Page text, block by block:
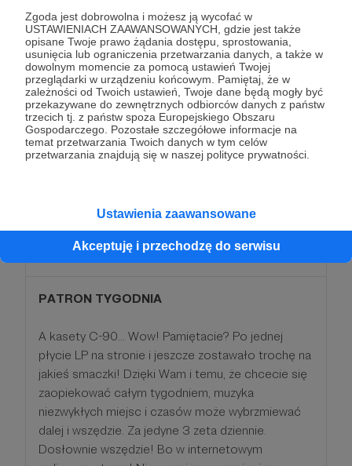
Zgoda jest dobrowolna i możesz ją wycofać w
USTAWIENIACH ZAAWANSOWANYCH, gdzie jest także
opisane Twoje prawo żądania dostępu, sprostowania,
usunięcia lub ograniczenia przetwarzania danych, a także w
dowolnym momencie za pomocą ustawień Twojej
przeglądarki w urządzeniu końcowym. Pamiętaj, że w
zależności od Twoich ustawień, Twoje dane będą mogły być
przekazywane do zewnętrznych odbiorców danych z państw
trzecich tj. z państw spoza Europejskiego Obszaru
Gospodarczego. Pozostałe szczegółowe informacje na
temat przetwarzania Twoich danych w tym celów
przetwarzania znajdują się w naszej polityce prywatności.
Ustawienia zaawansowane
Akceptuję i przechodzę do serwisu
Radio Club" na FB, w której umieszczamy
dodatkowe materiały poza fejsbukową stroną
Gdynia Radio.
*Otrzymacie dostęp do Postów dla Patronów na
Patronite
*Na antenie usłyszycie codziennie nasze
podziękowania Patronom z Patronite
90 zł miesięcznie
PATRON TYGODNIA
A kasety C-90... Wow! Pamiętacie? Po jednej
płycie LP na stronie i jeszcze zostawało trochę na
jakieś smaczki! Dzięki Wam i temu, że chcecie się
zaopiekować całym tygodniem, muzyka
niezwykłych miejsc i czasów może wybrzmiewać
dalej i wszędzie. Za jedyne 3 zeta dziennie.
Dosłownie wszędzie! Bo w internetowym